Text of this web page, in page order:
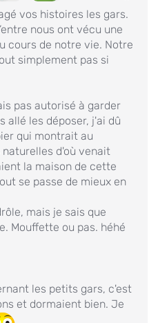
vos histoires les gars.
nous ont vécu une
cours de notre vie. Notre
simplement pas si
pas autorisé à garder
allé les déposer, j'ai dû
qui montrait au
d'où venait
la maison de cette
se passe de mieux en
mais je sais que
Mouffette ou pas. héhé
les petits gars, c'est
et dormaient bien. Je